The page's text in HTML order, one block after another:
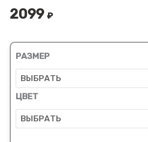
2099 ₽
РАЗМЕР
ЦВЕТ